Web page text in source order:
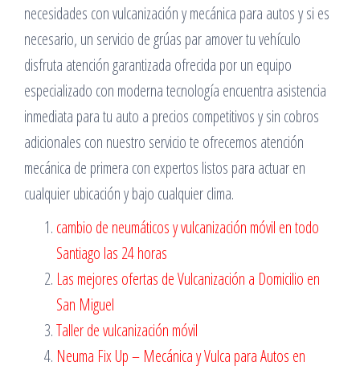
necesidades con vulcanización y mecánica para autos y si es
necesario, un servicio de grúas par amover tu vehículo
disfruta atención garantizada ofrecida por un equipo
especializado con moderna tecnología encuentra asistencia
inmediata para tu auto a precios competitivos y sin cobros
adicionales con nuestro servicio te ofrecemos atención
mecánica de primera con expertos listos para actuar en
cualquier ubicación y bajo cualquier clima.
cambio de neumáticos y vulcanización móvil en todo
Santiago las 24 horas
Las mejores ofertas de Vulcanización a Domicilio en
San Miguel
Taller de vulcanización móvil
Neuma Fix Up – Mecánica y Vulca para Autos en